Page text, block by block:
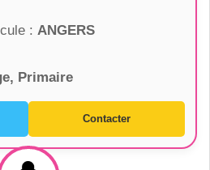
: ANGERS
Primaire
Contacter